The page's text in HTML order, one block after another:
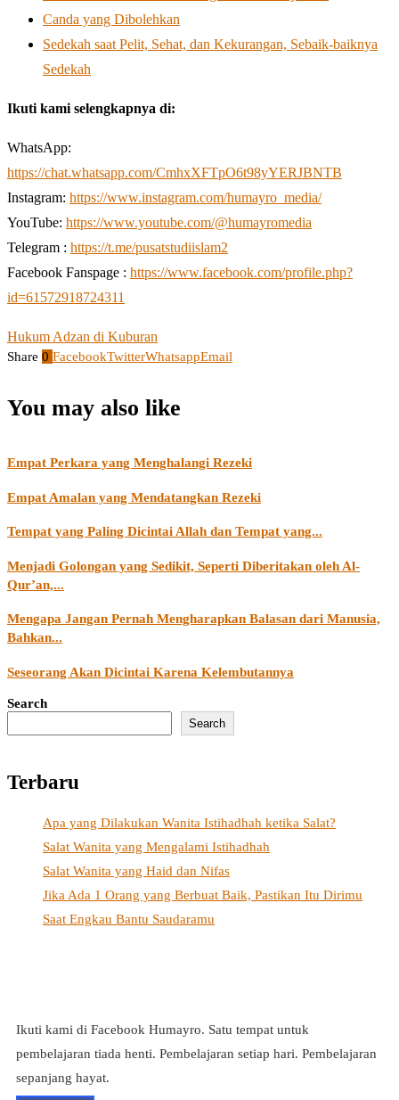
Canda yang Dibolehkan
Sedekah saat Pelit, Sehat, dan Kekurangan, Sebaik-baiknya
Sedekah
Ikuti kami selengkapnya di:
WhatsApp:
https://chat.whatsapp.com/CmhxXFTpO6t98yYERJBNTB
Instagram: https://www.instagram.com/humayro_media/
YouTube: https://www.youtube.com/@humayromedia
Telegram : https://t.me/pusatstudiislam2
Facebook Fanspage : https://www.facebook.com/profile.php?
id=61572918724311
Hukum Adzan di Kuburan
Share 0 FacebookTwitterWhatsappEmail
You may also like
Empat Perkara yang Menghalangi Rezeki
Empat Amalan yang Mendatangkan Rezeki
Tempat yang Paling Dicintai Allah dan Tempat yang...
Menjadi Golongan yang Sedikit, Seperti Diberitakan oleh Al-
Qur’an,...
Mengapa Jangan Pernah Mengharapkan Balasan dari Manusia,
Bahkan...
Seseorang Akan Dicintai Karena Kelembutannya
Search
Search
Terbaru
Apa yang Dilakukan Wanita Istihadhah ketika Salat?
Salat Wanita yang Mengalami Istihadhah
Salat Wanita yang Haid dan Nifas
Jika Ada 1 Orang yang Berbuat Baik, Pastikan Itu Dirimu
Saat Engkau Bantu Saudaramu
Ikuti kami di Facebook Humayro. Satu tempat untuk
pembelajaran tiada henti. Pembelajaran setiap hari. Pembelajaran
sepanjang hayat.